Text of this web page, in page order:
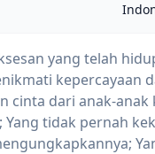
yang telah
cinta dari anak-
Yang tidak pernah